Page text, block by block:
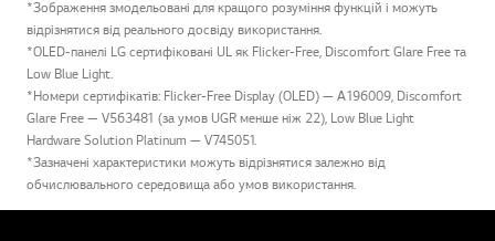
*Зображення змодельовані для кращого розуміння функцій і можуть
відрізнятися від реального досвіду використання.
*OLED-панелі LG сертифіковані UL як Flicker-Free, Discomfort Glare Free та
Low Blue Light.
*Номери сертифікатів: Flicker-Free Display (OLED) — A196009, Discomfort
Glare Free — V563481 (за умов UGR менше ніж 22), Low Blue Light
Hardware Solution Platinum — V745051.
*Зазначені характеристики можуть відрізнятися залежно від
обчислювального середовища або умов використання.